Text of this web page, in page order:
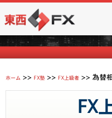
東西FX｜海外FX会社（ブ
FX
ホーム >>FX塾 >>FX上級者 >>為替
FX